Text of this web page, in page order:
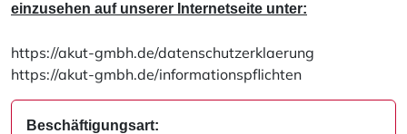
einzusehen auf unserer Internetseite unter:
https://akut-gmbh.de/datenschutzerklaerung
https://akut-gmbh.de/informationspflichten
Beschäftigungsart: